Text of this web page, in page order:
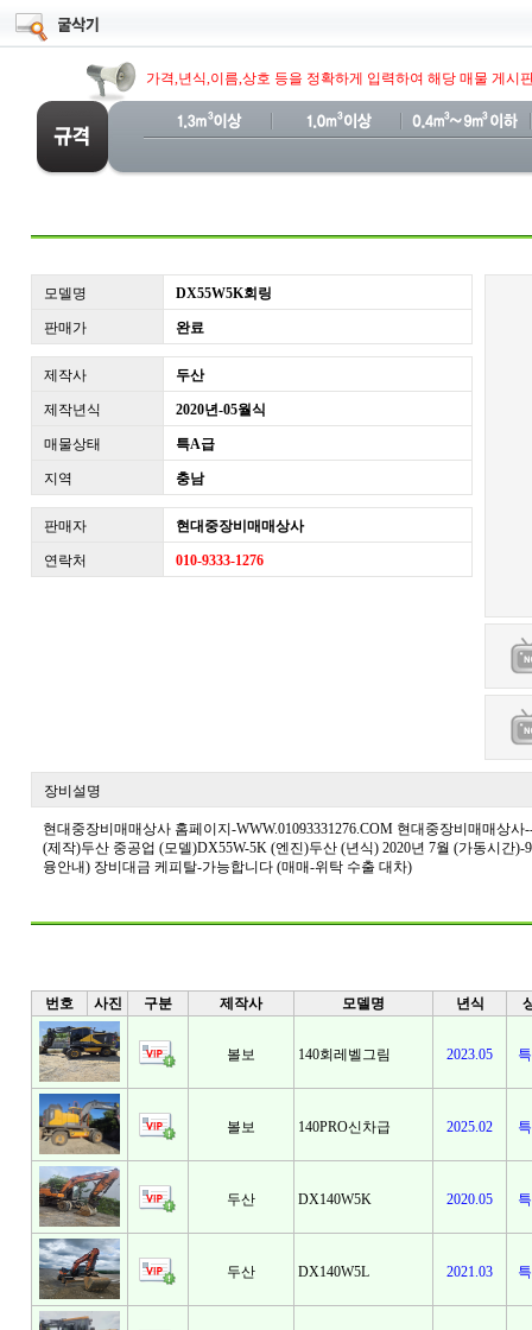
가격,년식,이름,상호 등을 정확하게 입력하여 해당 매물 게시
모델명 DX55W5K회링
판매가 완료
제작사 두산
제작년식 2020년-05월식
매물상태 특A급
지역 충남
판매자 현대중장비매매상사
연락처 010-9333-1276
장비설명
현대중장비매매상사 홈페이지-WWW.01093331276.COM 현대중장비매매상사
(제작)두산 중공업 (모델)DX55W-5K (엔진)두산 (년식) 2020년 7월 (가동시간
융안내) 장비대금 케피탈-가능합니다 (매매-위탁 수출 대차)
번호 사진 구분 제작사 모델명 년식
볼보 140회레벨그림 2023.05
볼보 140PRO신차급 2025.02
두산 DX140W5K 2020.05
두산 DX140W5L 2021.03